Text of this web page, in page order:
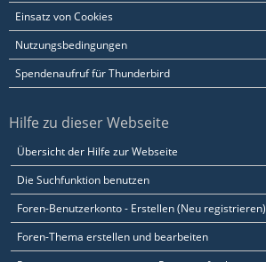
Einsatz von Cookies
Nutzungsbedingungen
Spendenaufruf für Thunderbird
Hilfe zu dieser Webseite
Übersicht der Hilfe zur Webseite
Die Suchfunktion benutzen
Foren-Benutzerkonto - Erstellen (Neu registrieren)
Foren-Thema erstellen und bearbeiten